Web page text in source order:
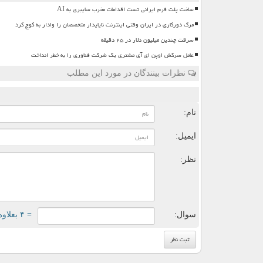
ساخت پلت فرم ایرانی تست اقدامات مخرب سایبری به AI
مرگ دورکاری در ایران وقتی اینترنت ناپایدار متخصصان را وادار به کوچ کرد
سرقت چندین میلیون دلار در ۲۵ دقیقه
عامل سرکش اوپن ای آی مشتری یک شرکت فناوری را به خطر انداخت
نظرات بینندگان در مورد این مطلب
نام:
ایمیل:
نظر:
سوال: = ۴ بعلاوه ۵